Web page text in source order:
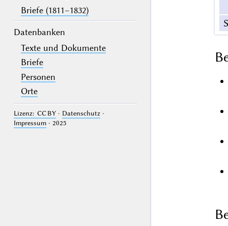
Briefe (1811–1832)
Datenbanken
Texte und Dokumente
Briefe
Personen
Orte
Lizenz: CC BY· Datenschutz·
Impressum· 2025